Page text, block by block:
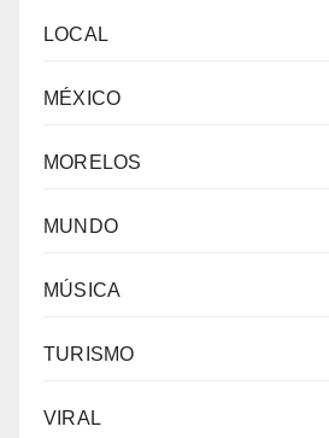
LOCAL
MÉXICO
MORELOS
MUNDO
MÚSICA
TURISMO
VIRAL